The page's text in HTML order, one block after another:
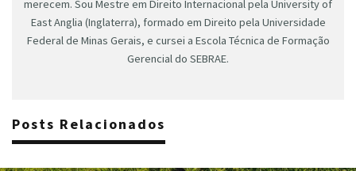
merecem. Sou Mestre em Direito Internacional pela University of
East Anglia (Inglaterra), formado em Direito pela Universidade
Federal de Minas Gerais, e cursei a Escola Técnica de Formação
Gerencial do SEBRAE.
Posts Relacionados